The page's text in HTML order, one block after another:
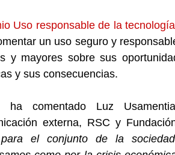
Uso responsable de la tecnología
un uso seguro y
y mayores sobre sus
y sus consecuencias.
ha comentado Luz
externa, RSC y
el conjunto de la